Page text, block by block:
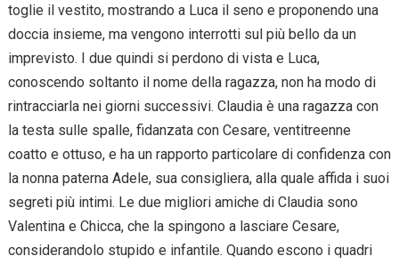
toglie il vestito, mostrando a Luca il seno e proponendo una
doccia insieme, ma vengono interrotti sul più bello da un
imprevisto. I due quindi si perdono di vista e Luca,
conoscendo soltanto il nome della ragazza, non ha modo di
rintracciarla nei giorni successivi. Claudia è una ragazza con
la testa sulle spalle, fidanzata con Cesare, ventitreenne
coatto e ottuso, e ha un rapporto particolare di confidenza con
la nonna paterna Adele, sua consigliera, alla quale affida i suoi
segreti più intimi. Le due migliori amiche di Claudia sono
Valentina e Chicca, che la spingono a lasciare Cesare,
considerandolo stupido e infantile. Quando escono i quadri